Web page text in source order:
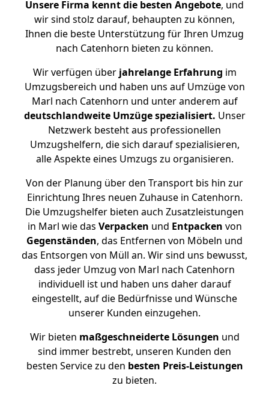
Unsere Firma kennt die besten Angebote, und
wir sind stolz darauf, behaupten zu können,
Ihnen die beste Unterstützung für Ihren Umzug
nach Catenhorn bieten zu können.
Wir verfügen überjahrelange Erfahrung im
Umzugsbereich und haben uns auf Umzüge von
Marl nach Catenhorn und unter anderem auf
deutschlandweite Umzüge spezialisiert. Unser
Netzwerk besteht aus professionellen
Umzugshelfern, die sich darauf spezialisieren,
alle Aspekte eines Umzugs zu organisieren.
Von der Planung über den Transport bis hin zur
Einrichtung Ihres neuen Zuhause in Catenhorn.
Die Umzugshelfer bieten auch Zusatzleistungen
in Marl wie das Verpacken und Entpacken von
Gegenständen, das Entfernen von Möbeln und
das Entsorgen von Müll an. Wir sind uns bewusst,
dass jeder Umzug von Marl nach Catenhorn
individuell ist und haben uns daher darauf
eingestellt, auf die Bedürfnisse und Wünsche
unserer Kunden einzugehen.
Wir bieten maßgeschneiderte Lösungen und
sind immer bestrebt, unseren Kunden den
besten Service zu den besten Preis-Leistungen
zu bieten.